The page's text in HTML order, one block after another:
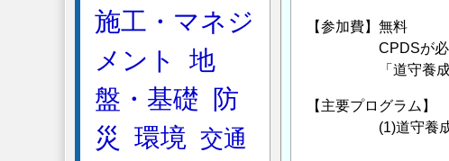
【参加費】無料
CPDSが必要な
「道守養成ユニ
【主要プログラム】
(1)道守養成講座
施工・マネジ
メント
地
盤・基礎
防
災
環境 交通